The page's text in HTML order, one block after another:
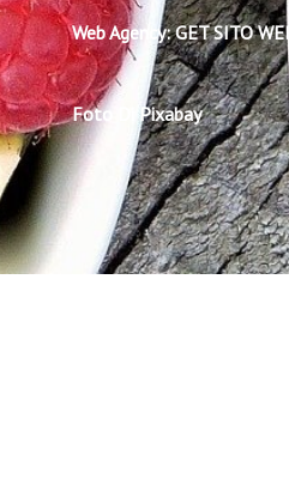
Web Agency: GET SITO WEB
Foto Di Pixabay